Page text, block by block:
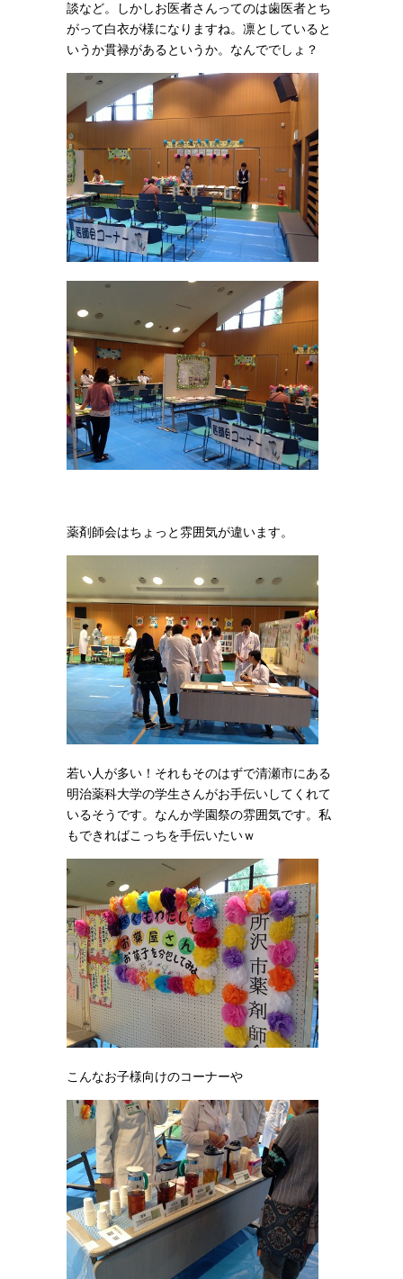
談など。しかしお医者さんってのは歯医者とち
がって白衣が様になりますね。凛としていると
いうか貫禄があるというか。なんででしょ？
薬剤師会はちょっと雰囲気が違います。
若い人が多い！それもそのはずで清瀬市にある
明治薬科大学の学生さんがお手伝いしてくれて
いるそうです。なんか学園祭の雰囲気です。私
もできればこっちを手伝いたいｗ
こんなお子様向けのコーナーや